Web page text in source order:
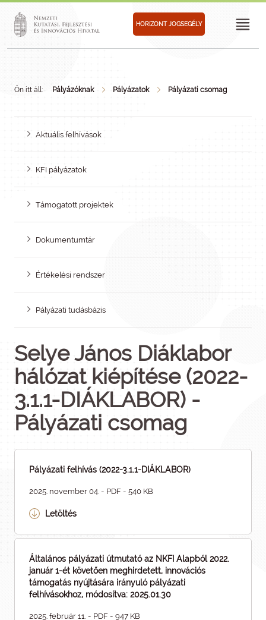
HORIZONT JOGSEGÉLY
Ön itt áll: Pályázóknak Pályázatok Pályázati csomag
Aktuális felhívások
KFI pályázatok
Támogatott projektek
Dokumentumtár
Értékelési rendszer
Pályázati tudásbázis
Selye János Diáklabor
hálózat kiépítése (2022-
3.1.1-DIÁKLABOR) -
Pályázati csomag
Pályázati felhívás (2022-3.1.1-DIÁKLABOR)
2025. november 04. - PDF - 540 KB
Letöltés
Általános pályázati útmutató az NKFI Alapból 2022.
január 1-ét követően meghirdetett, innovációs
támogatás nyújtására irányuló pályázati
felhívásokhoz, módosítva: 2025.01.30
2025. február 11. - PDF - 947 KB